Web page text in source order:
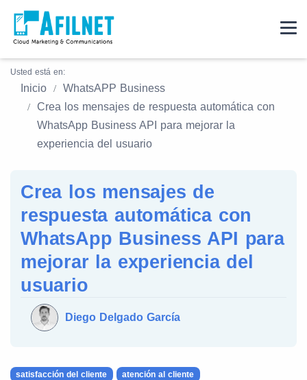
Usted está en:
Inicio
WhatsAPP Business
Crea los mensajes de respuesta automática con
WhatsApp Business API para mejorar la
experiencia del usuario
Crea los mensajes de
respuesta automática con
WhatsApp Business API para
mejorar la experiencia del
usuario
Diego Delgado García
satisfacción del cliente
atención al cliente